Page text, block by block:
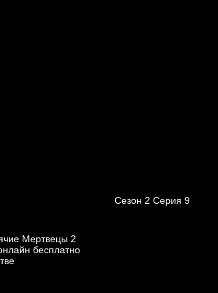
Сезон 2 Серия 9